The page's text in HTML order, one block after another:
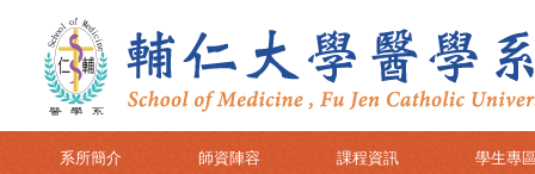
系所簡介 師資陣容 課程資訊 學生專